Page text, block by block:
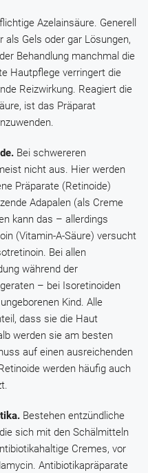
Azelainsäure. Generell
Gels oder gar Lösungen,
Behandlung manchmal die
Hautpflege verringert die
Reizwirkung. Reagiert die
ist das Präparat
Bei schwereren
nicht aus. Hier werden
Präparate (Retinoide)
Adapalen (als Creme
kann das – allerdings
(Vitamin-A-Säure) versucht
. Bei allen
während der
– bei Isoretinoiden
Kind. Alle
dass sie die Haut
werden sie am besten
auf einen ausreichenden
werden häufig auch
Bestehen entzündliche
sich mit den Schälmitteln
Cremes, vor
. Antibiotikapräparate